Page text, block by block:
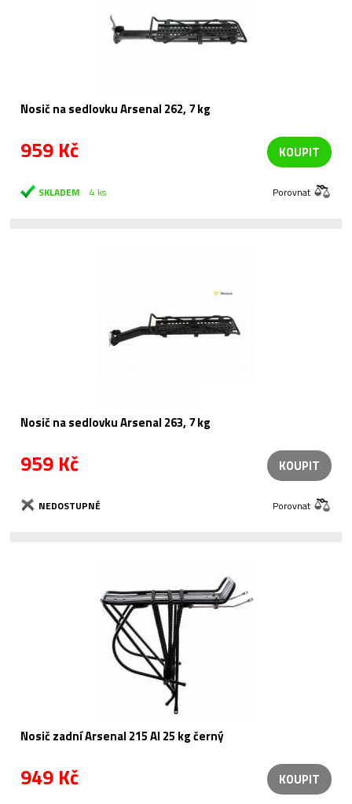
Nosič na sedlovku Arsenal 262, 7 kg
959 Kč KOUPIT
SKLADEM 4 ks Porovnat
Nosič na sedlovku Arsenal 263, 7 kg
959 Kč KOUPIT
NEDOSTUPNÉ Porovnat
Nosič zadní Arsenal 215 Al 25 kg černý
949 Kč KOUPIT